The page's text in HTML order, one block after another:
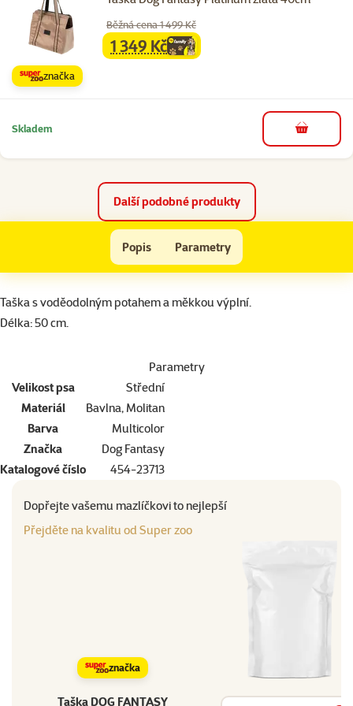
Běžná cena 1 499 Kč
familycena
1 349 Kč
značka
Skladem do košíku
Další podobné produkty
Taška DOG FANTASY Kaleidoskop 50 cm
Popis Parametry
Na začátek stránky
superzoo.product.detail.content
Taška s voděodolným potahem a měkkou výplní.
Délka: 50 cm.
Parametry
Velikost psa
Střední
Materiál
Bavlna, Molitan
Barva
Multicolor
Značka
Dog Fantasy
Katalogové číslo
454-23713
Dopřejte vašemu mazlíčkovi to nejlepší
Přejděte na kvalitu od Super zoo
značka
Taška DOG FANTASY